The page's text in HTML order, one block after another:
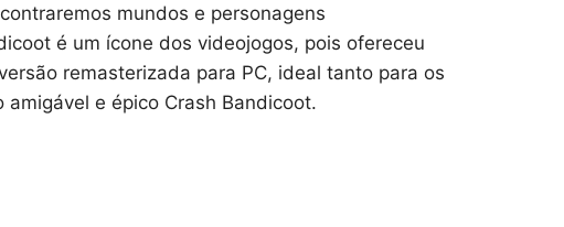
mundos e personagens
é um ícone dos videojogos, pois ofereceu
remasterizada para PC, ideal tanto para os
e épico Crash Bandicoot.